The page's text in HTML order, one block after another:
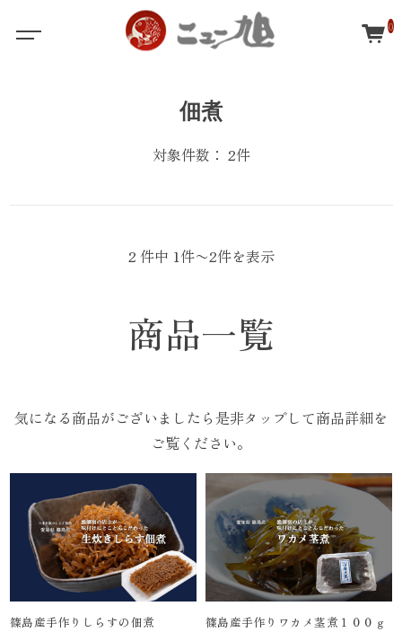
0
佃煮
対象件数： 2件
2 件中 1件〜2件を表示
商品一覧
気になる商品がございましたら是非タップして商品詳細を
ご覧ください。
篠島産手作りしらすの佃煮 篠島産手作りワカメ茎煮１００ｇ